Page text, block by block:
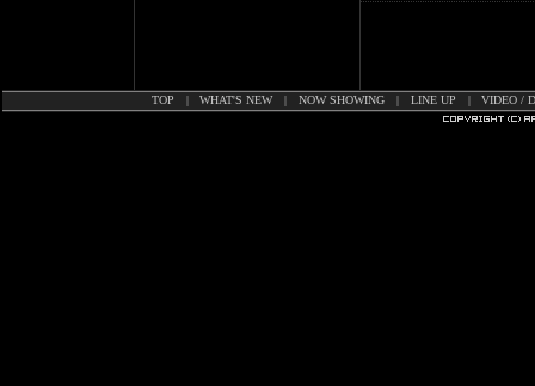
TOP WHAT'S NEW| NOW SHOWING| LINE UP VIDEO /